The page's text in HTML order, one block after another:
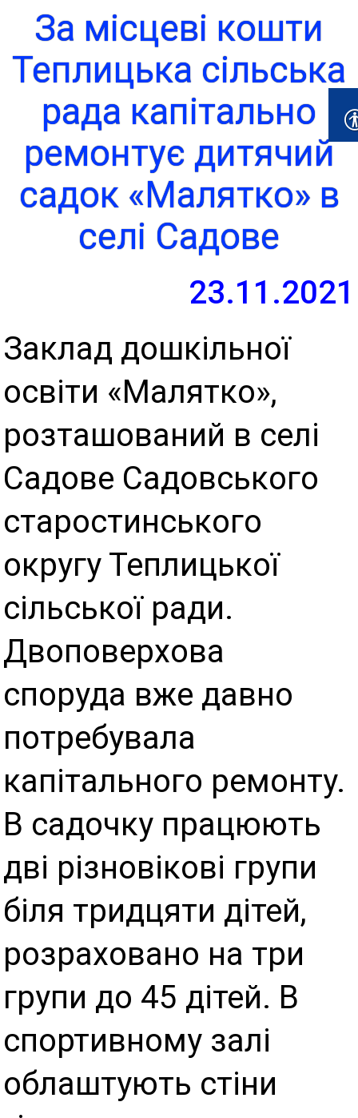
За місцеві кошти
Теплицька сільська
рада капітально
ремонтує дитячий
садок «Малятко» в
селі Садове
23.11.2021
Заклад дошкільної
освіти «Малятко»,
розташований в селі
Садове Садовського
старостинського
округу Теплицької
сільської ради.
Двоповерхова
споруда вже давно
потребувала
капітального ремонту.
В садочку працюють
дві різновікові групи
біля тридцяти дітей,
розраховано на три
групи до 45 дітей. В
спортивному залі
облаштують стіни